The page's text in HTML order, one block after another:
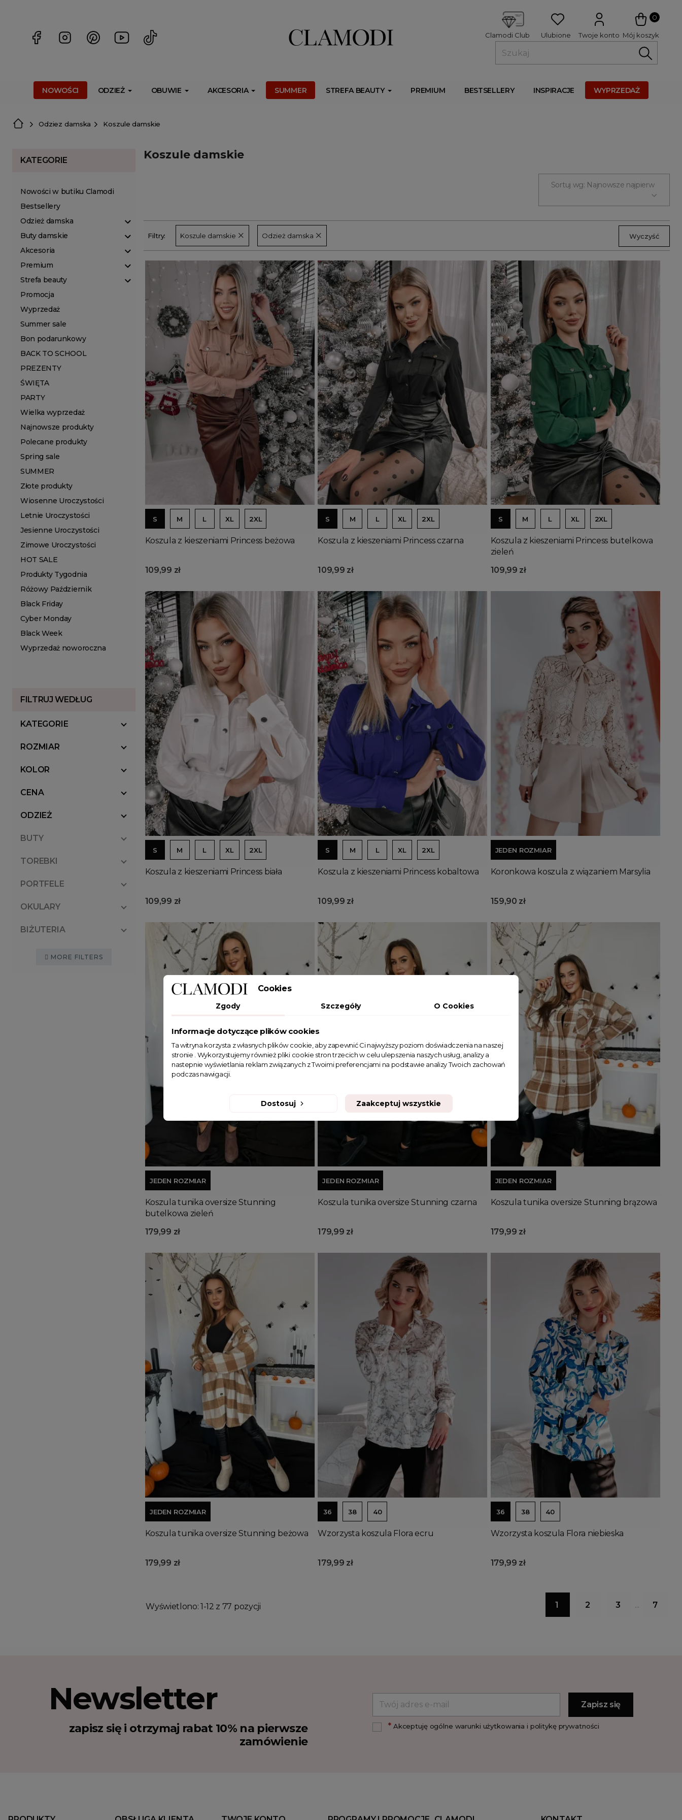
0
Mój koszyk
Twoje konto
Ulubione
Clamodi Club
NOWOŚCI ODZIEŻ OBUWIE AKCESORIA SUMMER STREFA BEAUTY PREMIUM BESTSELLERY INSPIRACJE WYPRZEDAŻ
Odziez damska Koszule damskie
KATEGORIE
Nowości w butiku Clamodi
Bestsellery
Odzież damska
Buty damskie
Akcesoria
Premium
Strefa beauty
Promocja
Wyprzedaż
Summer sale
Bon podarunkowy
BACK TO SCHOOL
PREZENTY
ŚWIĘTA
PARTY
Wielka wyprzedaż
Najnowsze produkty
Polecane produkty
Spring sale
SUMMER
Złote produkty
Wiosenne Uroczystości
Letnie Uroczystości
Jesienne Uroczystości
Zimowe Uroczystości
HOT SALE
Produkty Tygodnia
Różowy Październik
Black Friday
Cyber Monday
Black Week
Wyprzedaż noworoczna
FILTRUJ WEDŁUG
KATEGORIE
ROZMIAR
KOLOR
CENA
ODZIEŻ
BUTY
TOREBKI
PORTFELE
OKULARY
BIŻUTERIA
MORE FILTERS
Koszule damskie
Sortuj wg: Najnowsze najpierw
Filtry: Wyczyść
Koszule damskie Odzież damska
Dodaj do koszyka
S M L XL 2XL
Koszula z kieszeniami Princess beżowa
109,99 zł
Dodaj do koszyka
S M L XL 2XL
Koszula z kieszeniami Princess czarna
109,99 zł
S M L XL 2XL
Koszula z kieszeniami Princess butelkowa
zieleń
109,99 zł
Dodaj do koszyka
S M L XL 2XL
Koszula z kieszeniami Princess biała
109,99 zł
Dodaj do koszyka
S M L XL 2XL
Koszula z kieszeniami Princess kobaltowa
109,99 zł
JEDEN ROZMIAR
Koronkowa koszula z wiązaniem Marsylia
159,90 zł
JEDEN ROZMIAR
Koszula tunika oversize Stunning
butelkowa zieleń
179,99 zł
Dodaj do koszyka
JEDEN ROZMIAR
Koszula tunika oversize Stunning czarna
179,99 zł
JEDEN ROZMIAR
Koszula tunika oversize Stunning brązowa
179,99 zł
Dodaj do koszyka
JEDEN ROZMIAR
Koszula tunika oversize Stunning beżowa
179,99 zł
Dodaj do koszyka
36 38 40
Wzorzysta koszula Flora ecru
179,99 zł
36 38 40
Wzorzysta koszula Flora niebieska
179,99 zł
Wyświetlono: 1-12 z 77 pozycji 1 2 3 … 7
Newsletter
zapisz się i otrzymaj rabat 10% na pierwsze
zamówienie
*Akceptuję ogólne warunki użytkowania i politykę prywatności
Cookies
Zgody Szczegóły O Cookies
Informacje dotyczące plików cookies
Ta witryna korzysta z własnych plików cookie, aby zapewnić Ci najwyższy poziom doświadczenia na naszej
stronie . Wykorzystujemy również pliki cookie stron trzecich w celu ulepszenia naszych usług, analizy a
nastepnie wyświetlania reklam związanych z Twoimi preferencjami na podstawie analizy Twoich zachowań
podczas nawigacji.
Dostosuj Zaakceptuj wszystkie